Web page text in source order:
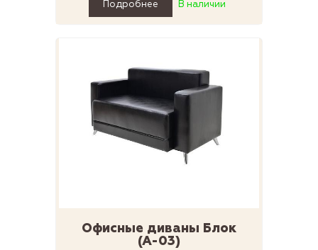
Подробнее В наличии
Офисные диваны Блок
(А-03)